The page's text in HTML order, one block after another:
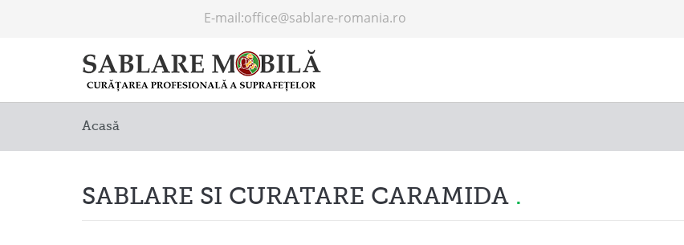
E-mail:office@sablare-romania.ro
Acasă
SABLARE SI CURATARE CARAMIDA